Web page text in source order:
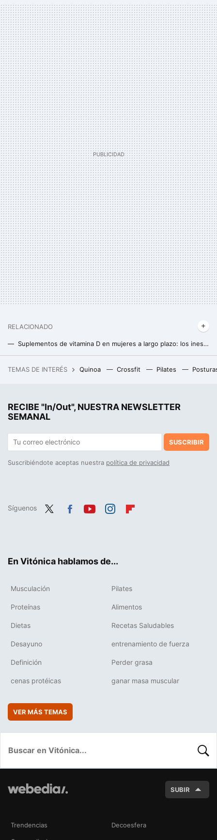
RELACIONADO
Suplementos de vitamina D en mujeres a largo plazo: los inesperados efectos arrojados por un estudio
TEMAS DE INTERÉS Quinoa Crossfit Pilates
RECIBE "In/Out", NUESTRA NEWSLETTER
SEMANAL
SUSCRIBIR
Suscribiéndote aceptas nuestra política de privacidad
Síguenos
En Vitónica hablamos de...
Musculación Pilates
Proteínas Alimentos
Dietas Recetas Saludables
Desayuno entrenamiento de fuerza
Definición Perder grasa
cenas protéicas ganar masa muscular
VER MÁS TEMAS
SUBIR
Trendencias Decoesfera